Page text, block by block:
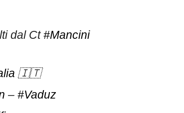
dal Ct#Mancini
🇮🇹
– #Vaduz